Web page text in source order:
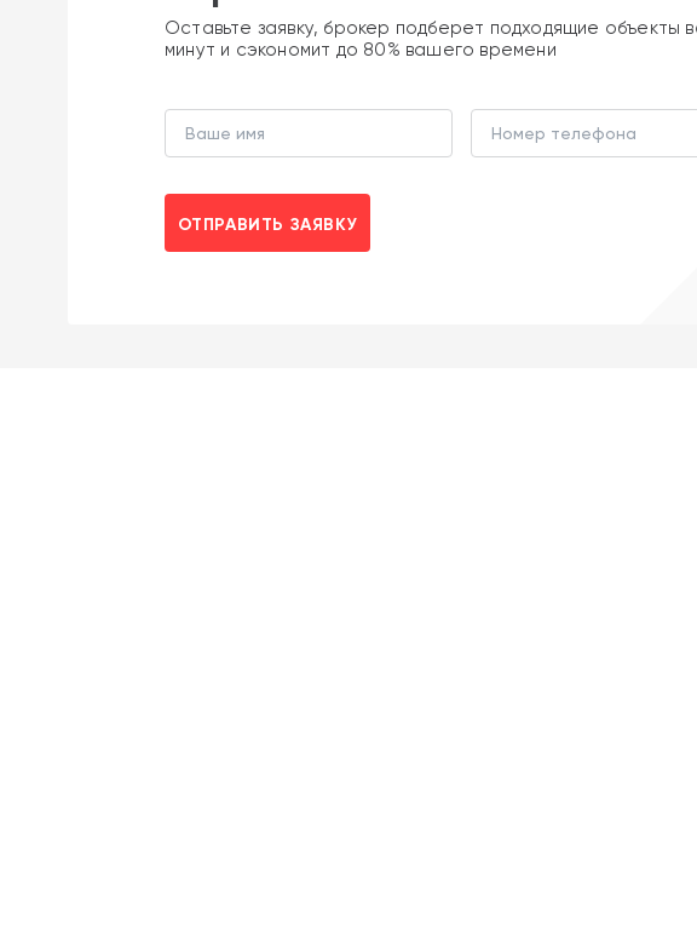
Оставьте заявку, брокер подберет подходящие объекты
минут и сэкономит до 80% вашего времени
ОТПРАВИТЬ ЗАЯВКУ